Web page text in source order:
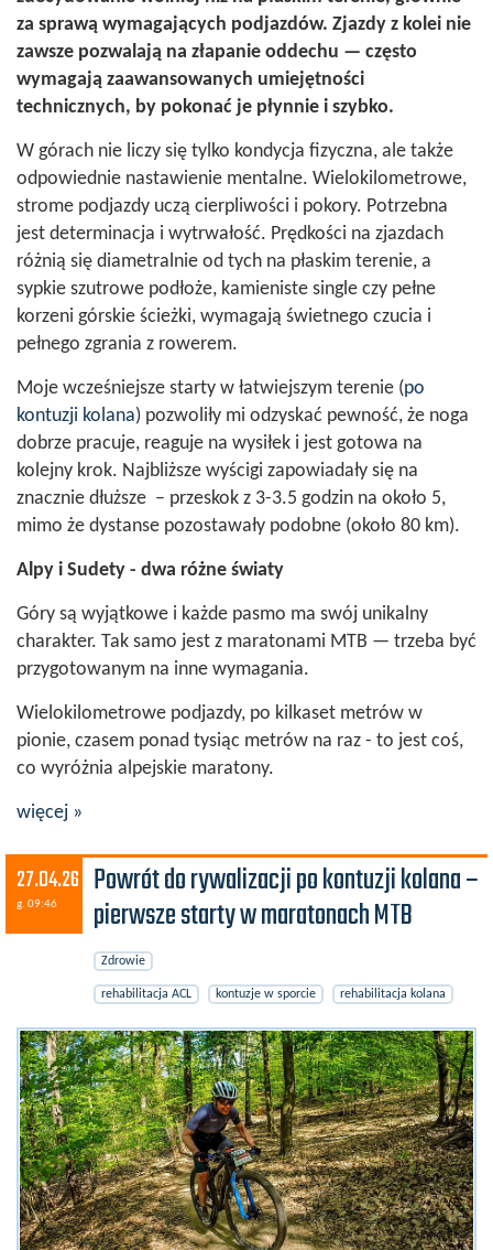
za sprawą wymagających podjazdów. Zjazdy z kolei nie
zawsze pozwalają na złapanie oddechu — często
wymagają zaawansowanych umiejętności
technicznych, by pokonać je płynnie i szybko.
W górach nie liczy się tylko kondycja fizyczna, ale także
odpowiednie nastawienie mentalne. Wielokilometrowe,
strome podjazdy uczą cierpliwości i pokory. Potrzebna
jest determinacja i wytrwałość. Prędkości na zjazdach
różnią się diametralnie od tych na płaskim terenie, a
sypkie szutrowe podłoże, kamieniste single czy pełne
korzeni górskie ścieżki, wymagają świetnego czucia i
pełnego zgrania z rowerem.
Moje wcześniejsze starty w łatwiejszym terenie (po
kontuzji kolana) pozwoliły mi odzyskać pewność, że noga
dobrze pracuje, reaguje na wysiłek i jest gotowa na
kolejny krok. Najbliższe wyścigi zapowiadały się na
znacznie dłuższe – przeskok z 3-3.5 godzin na około 5,
mimo że dystanse pozostawały podobne (około 80 km).
Alpy i Sudety - dwa różne światy
Góry są wyjątkowe i każde pasmo ma swój unikalny
charakter. Tak samo jest z maratonami MTB — trzeba być
przygotowanym na inne wymagania.
Wielokilometrowe podjazdy, po kilkaset metrów w
pionie, czasem ponad tysiąc metrów na raz - to jest coś,
co wyróżnia alpejskie maratony.
więcej »
27.04.26
g. 09:46
Powrót do rywalizacji po kontuzji kolana –
pierwsze starty w maratonach MTB
Zdrowie
rehabilitacja ACL kontuzje w sporcie rehabilitacja kolana